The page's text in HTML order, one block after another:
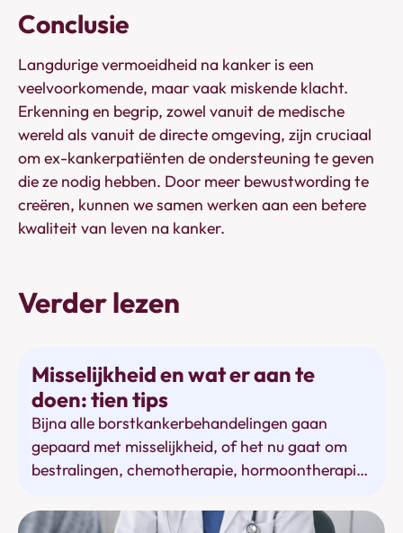
Conclusie
Langdurige vermoeidheid na kanker is een
veelvoorkomende, maar vaak miskende klacht.
Erkenning en begrip, zowel vanuit de medische
wereld als vanuit de directe omgeving, zijn cruciaal
om ex-kankerpatiënten de ondersteuning te geven
die ze nodig hebben. Door meer bewustwording te
creëren, kunnen we samen werken aan een betere
kwaliteit van leven na kanker.
Verder lezen
Misselijkheid en wat er aan te
doen: tien tips
Bijna alle borstkankerbehandelingen gaan
gepaard met misselijkheid, of het nu gaat om
bestralingen, chemotherapie, hormoontherapie
gevoel van ongemak in de maagstreek.